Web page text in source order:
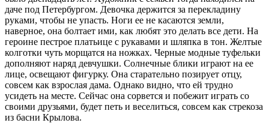
даче под Петербургом. Девочка держится за перекладину
руками, чтобы не упасть. Ноги ее не касаются земли,
наверное, она болтает ими, как любят это делать все дети. На
героине пестрое платьице с рукавами и шляпка в тон. Желтые
колготки чуть морщатся на ножках. Черные модные туфельки
дополняют наряд девчушки. Солнечные блики играют на ее
лице, освещают фигурку. Она старательно позирует отцу,
совсем как взрослая дама. Однако видно, что ей трудно
усидеть на месте. Сейчас она сорвется и побежит играть со
своими друзьями, будет петь и веселиться, совсем как стрекоза
из басни Крылова.